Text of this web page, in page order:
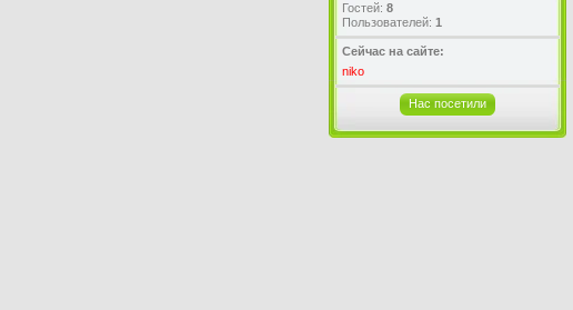
Гостей: 8
Пользователей: 1
Сейчас на сайте:
niko
Нас посетили